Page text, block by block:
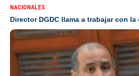
NACIONALES
Director DGDC llama a trabajar con